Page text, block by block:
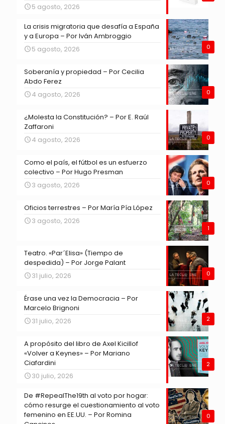
5 agosto, 2026
0
La crisis migratoria que desafía a España
y a Europa – Por Iván Ambroggio
5 agosto, 2026
0
Soberanía y propiedad – Por Cecilia
Abdo Ferez
4 agosto, 2026
0
¿Molesta la Constitución? – Por E. Raúl
Zaffaroni
4 agosto, 2026
0
Como el país, el fútbol es un esfuerzo
colectivo – Por Hugo Presman
3 agosto, 2026
1
Oficios terrestres – Por María Pía López
3 agosto, 2026
0
Teatro. «Par´Elisa» (Tiempo de
despedida) – Por Jorge Palant
31 julio, 2026
2
Érase una vez la Democracia – Por
Marcelo Brignoni
31 julio, 2026
2
A propósito del libro de Axel Kicillof
«Volver a Keynes» – Por Mariano
Ciafardini
30 julio, 2026
0
De #RepealThe19th al voto por hogar:
cómo resurge el cuestionamiento al voto
femenino en EE.UU. – Por Romina